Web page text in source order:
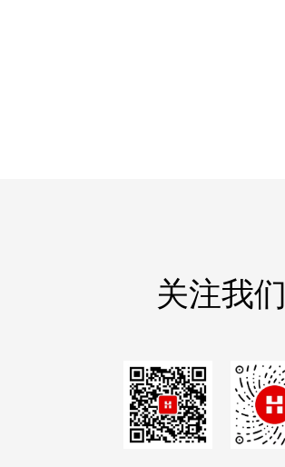
关注我们